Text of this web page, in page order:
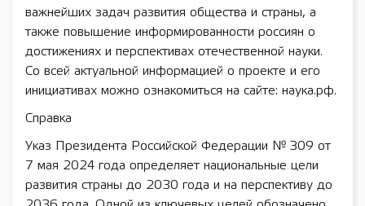
важнейших задач развития общества и страны, а
также повышение информированности россиян о
достижениях и перспективах отечественной науки.
Со всей актуальной информацией о проекте и его
инициативах можно ознакомиться на сайте: наука.рф.
Справка
Указ Президента Российской Федерации № 309 от
7 мая 2024 года определяет национальные цели
развития страны до 2030 года и на перспективу до